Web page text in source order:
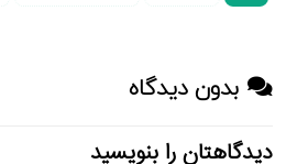
بدون دیدگاه
دیدگاهتان را بنویسید